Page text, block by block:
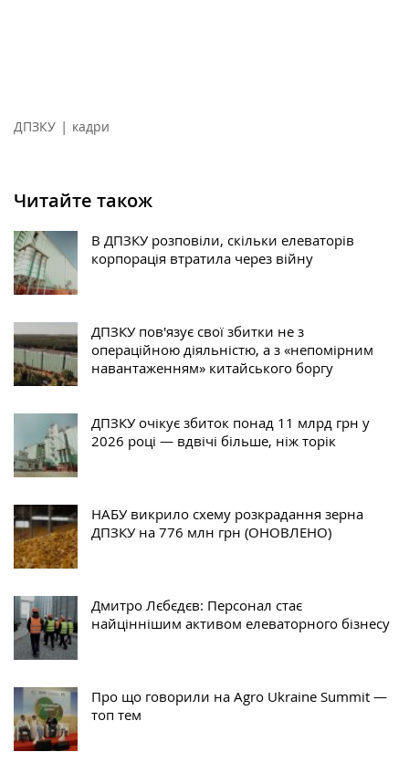
ДПЗКУ | кадри
Читайте також
В ДПЗКУ розповіли, скільки елеваторів
корпорація втратила через війну
ДПЗКУ пов'язує свої збитки не з
операційною діяльністю, а з «непомірним
навантаженням» китайського боргу
ДПЗКУ очікує збиток понад 11 млрд грн у
2026 році — вдвічі більше, ніж торік
НАБУ викрило схему розкрадання зерна
ДПЗКУ на 776 млн грн (ОНОВЛЕНО)
Дмитро Лєбєдєв: Персонал стає
найціннішим активом елеваторного бізнесу
Про що говорили на Agro Ukraine Summit —
топ тем